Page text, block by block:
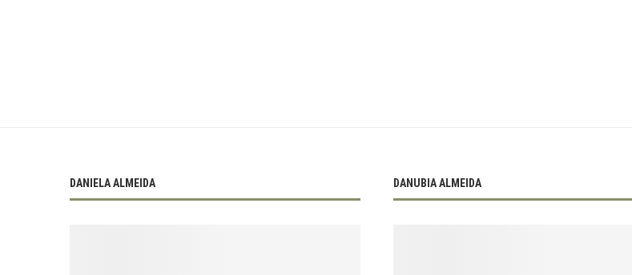
DANIELA ALMEIDA DANUBIA ALMEIDA